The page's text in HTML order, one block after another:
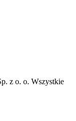
z o. o. Wszystkie